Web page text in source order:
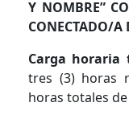
Y NOMBRE”
CONECTADO/A
Carga horaria
tres (3) horas
horas totales